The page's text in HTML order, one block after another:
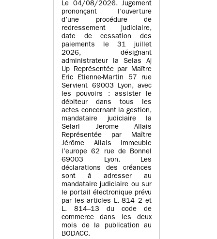
Le 04/08/2026. Jugement
prononçant l’ouverture
d’une procédure de
redressement judiciaire,
date de cessation des
paiements le 31 juillet
2026, désignant
administrateur la Selas Aj
Up Représentée par Maître
Eric Etienne-Martin 57 rue
Servient 69003 Lyon, avec
les pouvoirs : assister le
débiteur dans tous les
actes concernant la gestion,
mandataire judiciaire la
Selarl Jerome Allais
Représentée par Maître
Jérôme Allais immeuble
l’europe 62 rue de Bonnel
69003 Lyon. Les
déclarations des créances
sont à adresser au
mandataire judiciaire ou sur
le portail électronique prévu
par les articles L. 814–2 et
L. 814–13 du code de
commerce dans les deux
mois de la publication au
BODACC.